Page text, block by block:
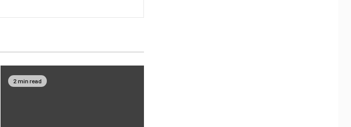
2 min read